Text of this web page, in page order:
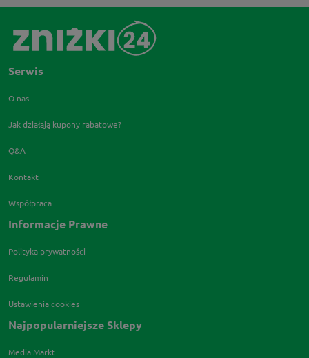
Serwis
O nas
Jak działają kupony rabatowe?
Q&A
Kontakt
Współpraca
Informacje Prawne
Polityka prywatności
Regulamin
Ustawienia cookies
Najpopularniejsze Sklepy
Media Markt